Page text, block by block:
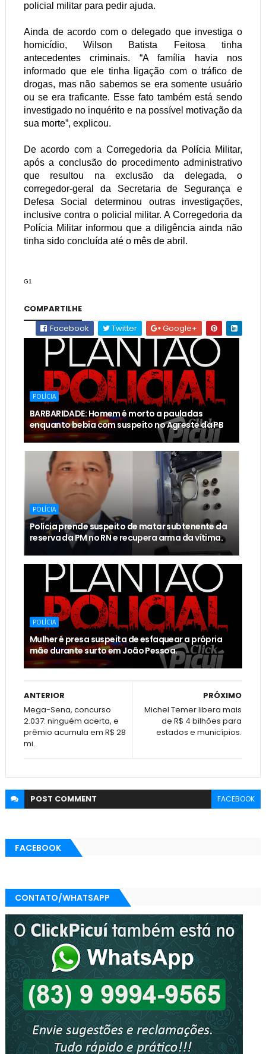
policial militar para pedir ajuda.
Ainda de acordo com o delegado que investiga o
homicídio, Wilson Batista Feitosa tinha
antecedentes criminais. “A família havia nos
informado que ele tinha ligação com o tráfico de
drogas, mas não sabemos se era somente usuário
ou se era traficante. Esse fato também está sendo
investigado no inquérito e na possível motivação da
sua morte”, explicou.
De acordo com a Corregedoria da Polícia Militar,
após a conclusão do procedimento administrativo
que resultou na exclusão da delegada, o
corregedor-geral da Secretaria de Segurança e
Defesa Social determinou outras investigações,
inclusive contra o policial militar. A Corregedoria da
Polícia Militar informou que a diligência ainda não
tinha sido concluída até o mês de abril.
G1
COMPARTILHE
Facebook
Twitter Google+
POLÍCIA
BARBARIDADE: Homem é morto a pauladas
enquanto bebia com suspeito no Agreste da PB
POLÍCIA
Polícia prende suspeito de matar subtenente da
reserva da PM no RN e recupera arma da vítima.
POLÍCIA
Mulher é presa suspeita de esfaquear a própria
mãe durante surto em João Pessoa.
PRÓXIMO
Michel Temer libera mais
de R$ 4 bilhões para
estados e municípios.
ANTERIOR
Mega-Sena, concurso
2.037: ninguém acerta, e
prêmio acumula em R$ 28
mi.
POST COMMENT FACEBOOK
FACEBOOK
CONTATO/WHATSAPP